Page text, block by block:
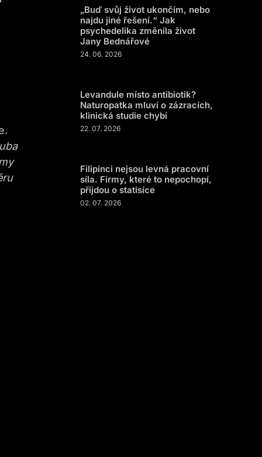
„Buď svůj život ukončím, nebo
najdu jiné řešení.“ Jak
psychedelika změnila život
Jany Bednářové
24. 06. 2026
Levandule místo antibiotik?
Naturopatka mluví o zázracích,
klinická studie chybí
22. 07. 2026
Filipínci nejsou levná pracovní
síla. Firmy, které to nepochopí,
přijdou o statisíce
02. 07. 2026